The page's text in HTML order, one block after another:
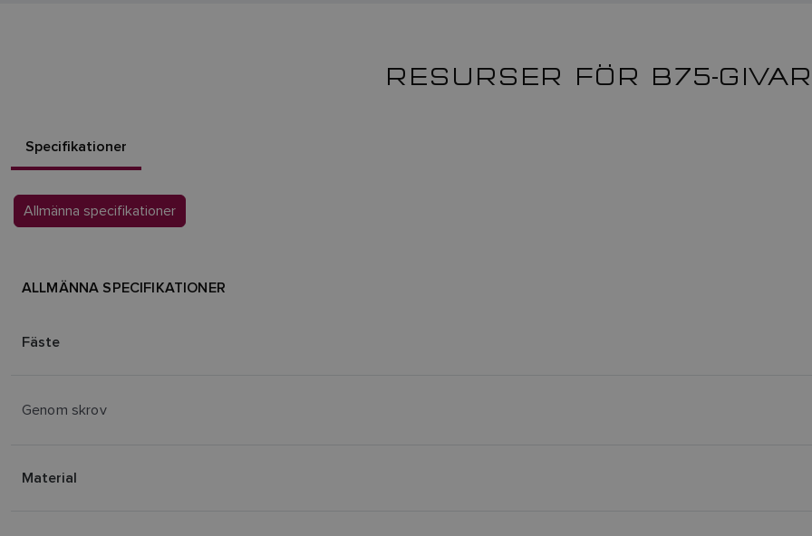
RESURSER FÖR B75-
Specifikationer
Allmänna specifikationer
ALLMÄNNA SPECIFIKATIONER
Fäste
Genom skrov
Material